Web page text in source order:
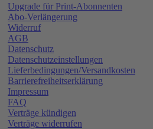
Upgrade für Print-Abonnenten
Abo-Verlängerung
Widerruf
AGB
Datenschutz
Datenschutzeinstellungen
Lieferbedingungen/Versandkosten
Barrierefreiheitserklärung
Impressum
FAQ
Verträge kündigen
Verträge widerrufen